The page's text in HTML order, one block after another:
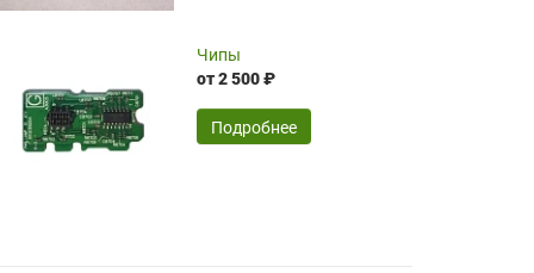
16.04.2026
Чипы
от 2 500 ₽
Подробнее